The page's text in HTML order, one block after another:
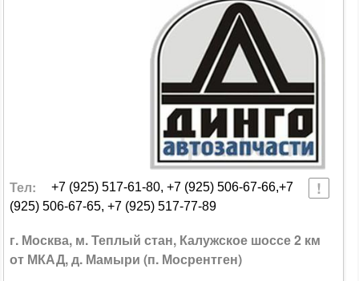
Тел:
+7 (925) 517-61-80, +7 (925) 506-67-66,+7
(925) 506-67-65, +7 (925) 517-77-89
г. Москва, м. Теплый стан, Калужское шоссе 2 км
от МКАД, д. Мамыри (п. Мосрентген)